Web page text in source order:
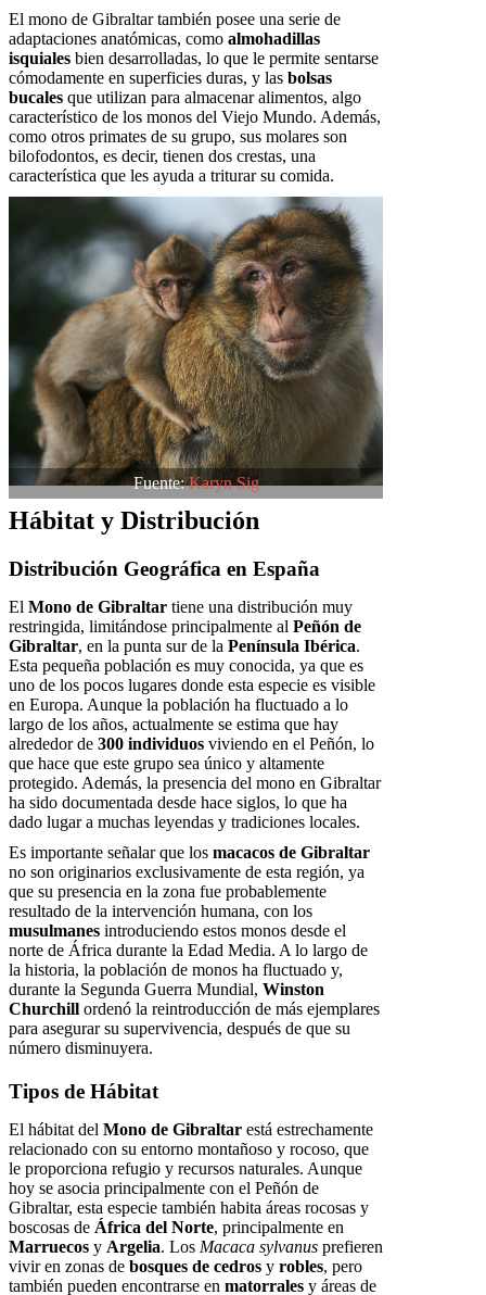
El mono de Gibraltar también posee una serie de
adaptaciones anatómicas, como almohadillas
isquiales bien desarrolladas, lo que le permite sentarse
cómodamente en superficies duras, y las bolsas
bucales que utilizan para almacenar alimentos, algo
característico de los monos del Viejo Mundo. Además,
como otros primates de su grupo, sus molares son
bilofodontos, es decir, tienen dos crestas, una
característica que les ayuda a triturar su comida.
Fuente:Karyn Sig
Hábitat y Distribución
Distribución Geográfica en España
El Mono de Gibraltar tiene una distribución muy
restringida, limitándose principalmente al Peñón de
Gibraltar, en la punta sur de la Península Ibérica.
Esta pequeña población es muy conocida, ya que es
uno de los pocos lugares donde esta especie es visible
en Europa. Aunque la población ha fluctuado a lo
largo de los años, actualmente se estima que hay
alrededor de 300 individuos viviendo en el Peñón, lo
que hace que este grupo sea único y altamente
protegido. Además, la presencia del mono en Gibraltar
ha sido documentada desde hace siglos, lo que ha
dado lugar a muchas leyendas y tradiciones locales.
Es importante señalar que los macacos de Gibraltar
no son originarios exclusivamente de esta región, ya
que su presencia en la zona fue probablemente
resultado de la intervención humana, con los
musulmanes introduciendo estos monos desde el
norte de África durante la Edad Media. A lo largo de
la historia, la población de monos ha fluctuado y,
durante la Segunda Guerra Mundial, Winston
Churchill ordenó la reintroducción de más ejemplares
para asegurar su supervivencia, después de que su
número disminuyera.
Tipos de Hábitat
El hábitat del Mono de Gibraltar está estrechamente
relacionado con su entorno montañoso y rocoso, que
le proporciona refugio y recursos naturales. Aunque
hoy se asocia principalmente con el Peñón de
Gibraltar, esta especie también habita áreas rocosas y
boscosas de África del Norte, principalmente en
Marruecos y Argelia. Los Macaca sylvanus prefieren
vivir en zonas de bosques de cedros y robles, pero
también pueden encontrarse en matorrales y áreas de